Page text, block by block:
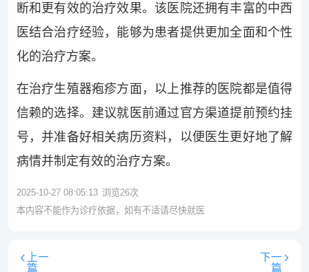
断和更有效的治疗效果。该医院还拥有丰富的中西
医结合治疗经验，能够为患者提供更加全面和个性
化的治疗方案。
在治疗生殖器疱疹方面，以上推荐的医院都是值得
信赖的选择。建议就医前通过官方渠道提前预约挂
号，并准备好相关病历资料，以便医生更好地了解
病情并制定有效的治疗方案。
2025-10-27 08:05:13 浏览26次
本内容不能作为诊疗依据，如有不适请尽快就医
上一
篇
下一
篇